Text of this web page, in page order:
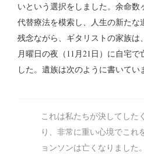
いという選択をしました。余命数
代替療法を模索し、人生の新たな
残念ながら、ギタリストの家族は
月曜日の夜（11月21日）に自宅
した。遺族は次のように書いてい
これは私たちが決してした
り、非常に重い心境でこれ
ョンソンは亡くなりました